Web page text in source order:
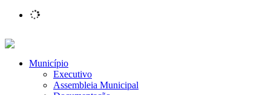
Município
Executivo
Assembleia Municipal